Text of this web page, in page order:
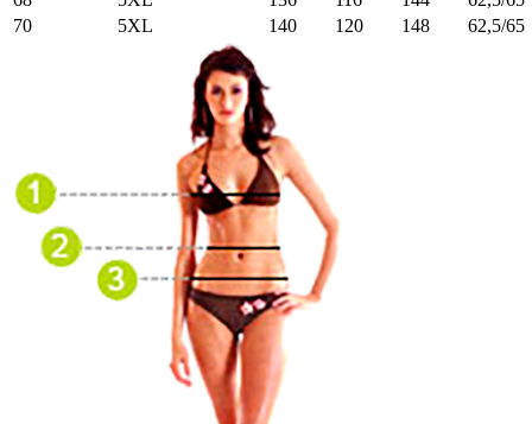
70
5XL 140 120 148 62,5/65